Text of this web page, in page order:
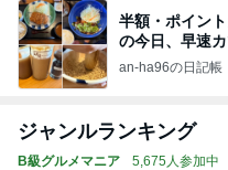
半額・ポイン
の今日、早速
an-ha96の日記帳
ジャンルランキング
B級グルメマニア 5,675人参加中